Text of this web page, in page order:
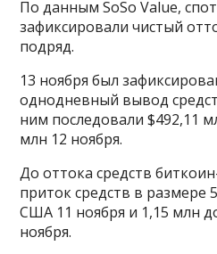
По данным SoSo Value,
зафиксировали чистый
подряд.
13 ноября был
однодневный вывод
ним последовали $492,11
млн 12 ноября.
До оттока средств
приток средств в размере
США 11 ноября и 1,15 млн
ноября.